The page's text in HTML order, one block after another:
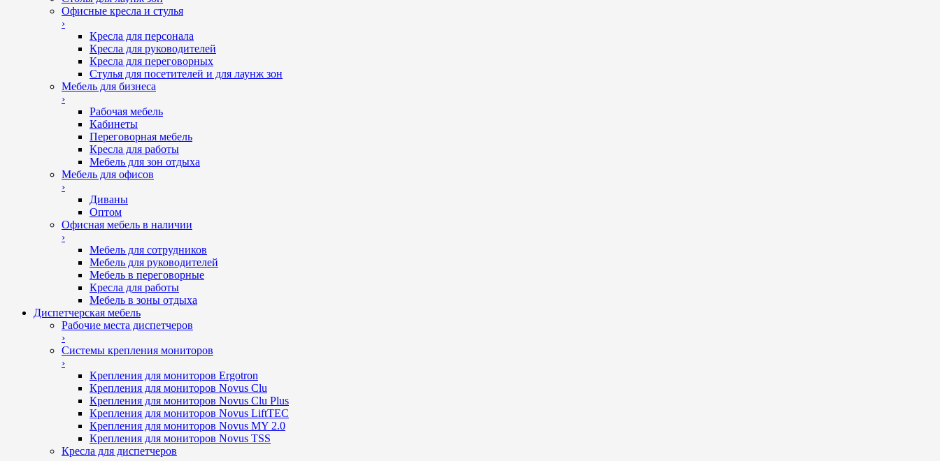
Офисные кресла и стулья
›
Кресла для персонала
Кресла для руководителей
Кресла для переговорных
Стулья для посетителей и для лаунж зон
Мебель для бизнеса
›
Рабочая мебель
Кабинеты
Переговорная мебель
Кресла для работы
Мебель для зон отдыха
Мебель для офисов
›
Диваны
Оптом
Офисная мебель в наличии
›
Мебель для сотрудников
Мебель для руководителей
Мебель в переговорные
Кресла для работы
Мебель в зоны отдыха
Диспетчерская мебель
Рабочие места диспетчеров
›
Системы крепления мониторов
›
Крепления для мониторов Ergotron
Крепления для мониторов Novus Clu
Крепления для мониторов Novus Clu Plus
Крепления для мониторов Novus LiftTEC
Крепления для мониторов Novus MY 2.0
Крепления для мониторов Novus TSS
Кресла для диспетчеров